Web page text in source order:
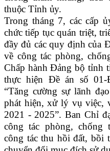
thuộc Tỉnh ủy.
Trong tháng 7, các cấp
chức tiếp tục quán triệt,
đầy đủ các quy định của
về công tác phòng,
Chấp hành Đảng bộ tỉnh
thực hiện Đề án số 01-
“Tăng cường sự lãnh
phát hiện, xử lý vụ việc,
2021 - 2025”. Ban Chỉ
công tác phòng, chống
công tác thu hồi đất, bồi